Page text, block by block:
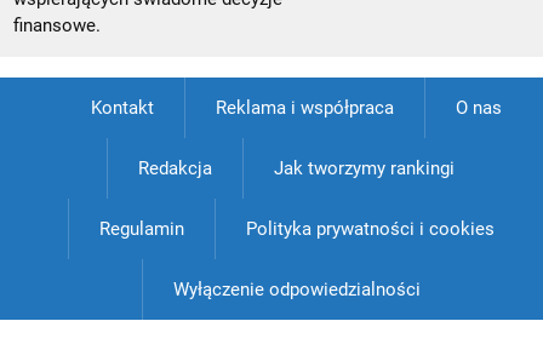
finansowe.
Kontakt Reklama i współpraca O nas
Redakcja Jak tworzymy rankingi
Regulamin Polityka prywatności i cookies
Wyłączenie odpowiedzialności